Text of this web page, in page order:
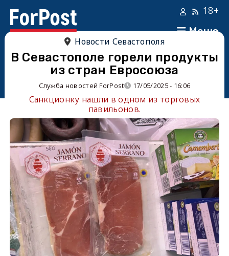
Меню
18+
Новости Севастополя
В Севастополе горели продукты
из стран Евросоюза
Служба новостей ForPost 17/05/2025 - 16:06
Санкционку нашли в одном из торговых
павильонов.